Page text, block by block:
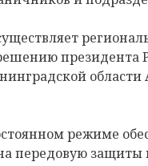
президента
области
режиме
передовую защиты